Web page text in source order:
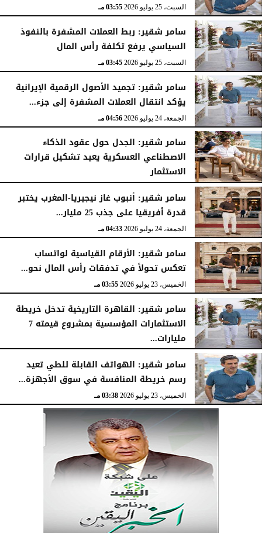
السبت، 25 يوليو 2026 03:55 مـ
سامر شقير: ربط العملات المشفرة بالنفوذ
السياسي يرفع تكلفة رأس المال
السبت، 25 يوليو 2026 03:45 مـ
سامر شقير: تجميد الأصول الرقمية الإيرانية
يؤكد انتقال العملات المشفرة إلى جزء...
الجمعة، 24 يوليو 2026 04:56 مـ
سامر شقير: الجدل حول عقود الذكاء
الاصطناعي العسكرية يعيد تشكيل قرارات
الاستثمار
الجمعة، 24 يوليو 2026 04:45 مـ
سامر شقير: أنبوب غاز نيجيريا-المغرب يختبر
قدرة أفريقيا على جذب 25 مليار...
الجمعة، 24 يوليو 2026 04:33 مـ
سامر شقير: الأرقام القياسية لواتساب
تعكس تحولاً في تدفقات رأس المال نحو...
الخميس، 23 يوليو 2026 03:55 مـ
سامر شقير: القاهرة التاريخية تدخل خريطة
الاستثمارات المؤسسية بمشروع قيمته 7
مليارات...
الخميس، 23 يوليو 2026
سامر شقير: الهواتف القابلة للطي تعيد
رسم خريطة المنافسة في سوق الأجهزة...
الخميس، 23 يوليو 2026 03:38 مـ